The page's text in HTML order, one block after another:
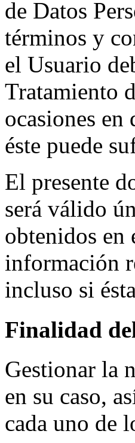
de Datos
términos y
el Usuario
Tratamiento
ocasiones
éste puede
El presente
será válido
obtenidos en
información
incluso si
Finalidad
Gestionar la
en su caso,
cada uno de